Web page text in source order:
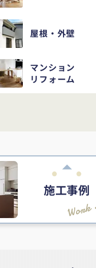
屋根・外壁
マンション
リフォーム
施工事例